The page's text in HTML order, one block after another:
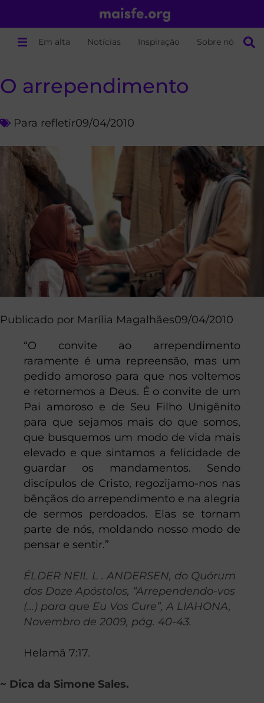
Em alta Notícias Inspiração Sobre nós
O arrependimento
Para refletir09/04/2010
Publicado por Marília Magalhães09/04/2010
“O convite ao arrependimento
raramente é uma repreensão, mas um
pedido amoroso para que nos voltemos
e retornemos a Deus. É o convite de um
Pai amoroso e de Seu Filho Unigênito
para que sejamos mais do que somos,
que busquemos um modo de vida mais
elevado e que sintamos a felicidade de
guardar os mandamentos. Sendo
discípulos de Cristo, regozijamo-nos nas
bênçãos do arrependimento e na alegria
de sermos perdoados. Elas se tornam
parte de nós, moldando nosso modo de
pensar e sentir.”
ÉLDER NEIL L . ANDERSEN, do Quórum
dos Doze Apóstolos, “Arrependendo-vos
(…) para que Eu Vos Cure”, A LIAHONA,
Novembro de 2009, pág. 40-43.
Helamã 7:17.
~ Dica da Simone Sales.